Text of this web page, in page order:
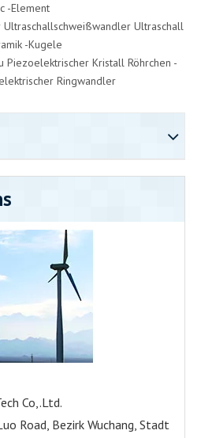
-Element
Ultraschallschweißwandler Ultraschall
-Kugele
Piezoelektrischer Kristall Röhrchen -
Ringwandler
Co,.Ltd.
Road, Bezirk Wuchang, Stadt